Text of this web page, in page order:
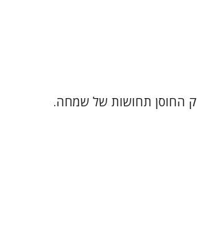
החוסן תחושות של שמחה.